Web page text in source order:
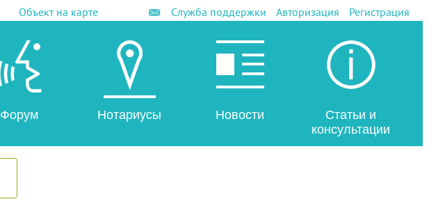
Объект на карте Служба поддержки Авторизация Регистрация
Форум Нотариусы Новости
Статьи и
консультации